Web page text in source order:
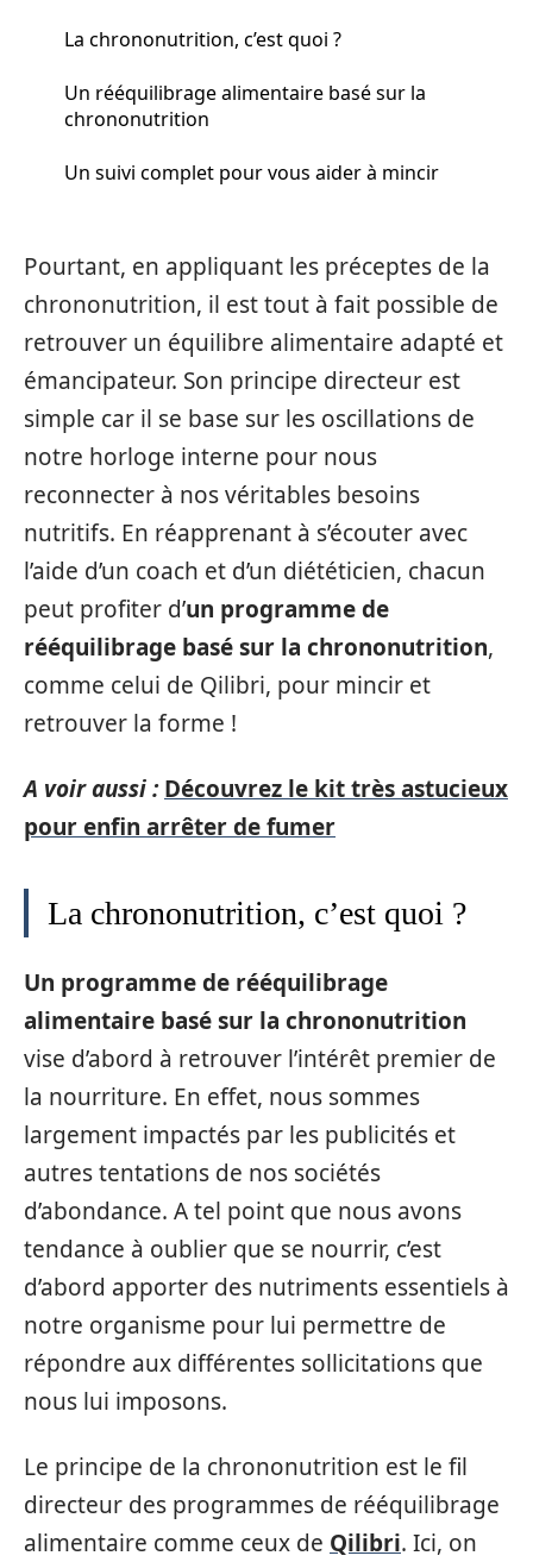
La chrononutrition, c’est quoi ?
Un rééquilibrage alimentaire basé sur la
chrononutrition
Un suivi complet pour vous aider à mincir
Pourtant, en appliquant les préceptes de la
chrononutrition, il est tout à fait possible de
retrouver un équilibre alimentaire adapté et
émancipateur. Son principe directeur est
simple car il se base sur les oscillations de
notre horloge interne pour nous
reconnecter à nos véritables besoins
nutritifs. En réapprenant à s’écouter avec
l’aide d’un coach et d’un diététicien, chacun
peut profiter d’un programme de
rééquilibrage basé sur la chrononutrition,
comme celui de Qilibri, pour mincir et
retrouver la forme !
A voir aussi : Découvrez le kit très astucieux
pour enfin arrêter de fumer
La chrononutrition, c’est quoi ?
Un programme de rééquilibrage
alimentaire basé sur la chrononutrition
vise d’abord à retrouver l’intérêt premier de
la nourriture. En effet, nous sommes
largement impactés par les publicités et
autres tentations de nos sociétés
d’abondance. A tel point que nous avons
tendance à oublier que se nourrir, c’est
d’abord apporter des nutriments essentiels à
notre organisme pour lui permettre de
répondre aux différentes sollicitations que
nous lui imposons.
Le principe de la chrononutrition est le fil
directeur des programmes de rééquilibrage
alimentaire comme ceux de Qilibri. Ici, on